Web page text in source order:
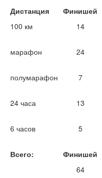
Дистанция Финишей
100 км
14
марафон
24
полумарафон
7
24 часа
13
6 часов
5
Всего:
Финишей
64